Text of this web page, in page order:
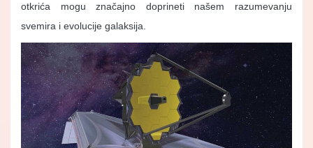
otkrića mogu značajno doprineti našem razumevanju
svemira i evolucije galaksija​.